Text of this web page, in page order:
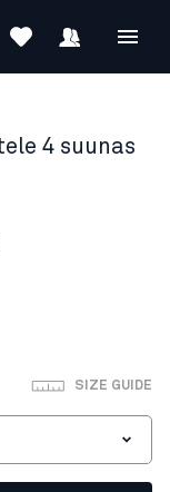
4 suunas
SIZE GUIDE